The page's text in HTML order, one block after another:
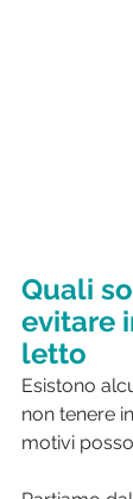
Quali
evitare
letto
Esistono
non tenere
motivi